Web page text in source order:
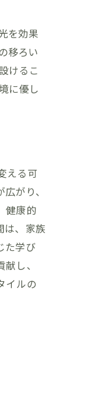
を効果
移ろい
けるこ
に優し
える可
がり、
健康的
は、家族
た学び
し、
イルの